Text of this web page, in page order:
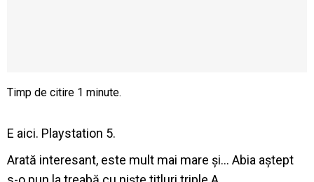
E aici. Playstation 5.
Arată interesant, este mult mai mare și… Abia aștept